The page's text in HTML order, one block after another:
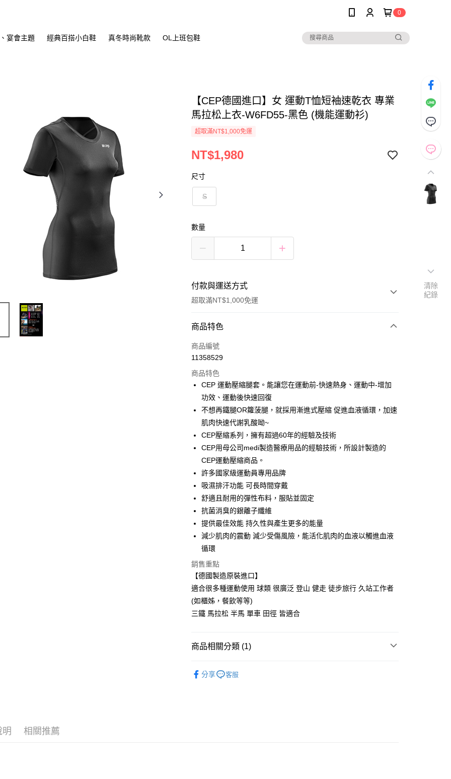
0
宴會主題 經典百搭小白鞋 真冬時尚靴款 OL上班包鞋
【CEP德國進口】女 運動T恤短袖速乾衣 專業
馬拉松上衣-W6FD55-黑色 (機能運動衫)
超取滿NT$1,000免運
NT$1,980
尺寸
S
數量
付款與運送方式
超取滿NT$1,000免運
付款方式
信用卡一次付款
ATM付款
運送方式
全家取貨付款
每筆NT$60，滿NT$1,000(含以上)免運費
7-11取貨付款
每筆NT$60，滿NT$1,000(含以上)免運費
宅配
每筆NT$80，滿NT$1,000(含以上)免運費
商品特色
商品編號
11358529
商品特色
CEP 運動壓縮腿套。能讓您在運動前-快速熱身、運動中-增加
功效、運動後快速回復
不想再鐵腿OR籮菠腿，就採用漸進式壓縮 促進血液循環，加速
肌肉快速代謝乳酸呦~
CEP壓縮系列，擁有超過60年的經驗及技術
CEP用母公司medi製造醫療用品的經驗技術，所設計製造的
CEP運動壓縮商品。
許多國家級運動員專用品牌
吸濕排汗功能 可長時間穿戴
舒適且耐用的彈性布料，服貼並固定
抗菌消臭的銀離子纖維
提供最佳效能 持久性與產生更多的能量
減少肌肉的震動 減少受傷風險，能活化肌肉的血液以觸進血液
循環
銷售重點
【德國製造原裝進口】
適合很多種運動使用 球類 很廣泛 登山 健走 徒步旅行 久站工作者
(如櫃姊，餐飲等等)
三鐵 馬拉松 半馬 單車 田徑 皆適合
商品相關分類 (1)
分享
客服
明 相關推薦
清除
紀錄